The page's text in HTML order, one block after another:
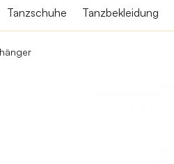
Tanzschuhe Tanzbekleidung